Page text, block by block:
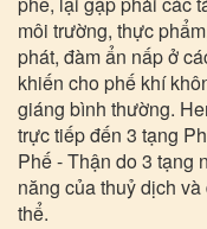
môi trường, thực
phát, đàm ẩn nấp ở
khiến cho phế khí
giáng bình thường.
trực tiếp đến 3 tạng
Phế - Thận do 3 tạng
năng của thuỷ dịch
thể.